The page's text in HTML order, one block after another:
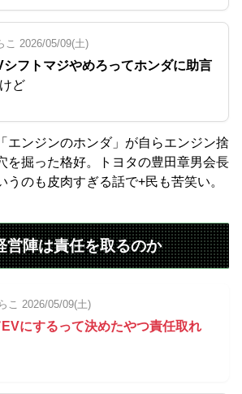
こ 2026/05/09(土)
シフトマジやめろってホンダに助言
ど
エンジンのホンダ」が自らエンジン捨
を掘った格好。トヨタの豊田章男会長
うのも皮肉すぎる話で+民も苦笑い。
営陣は責任を取るのか
こ 2026/05/09(土)
にするって決めたやつ責任取れ